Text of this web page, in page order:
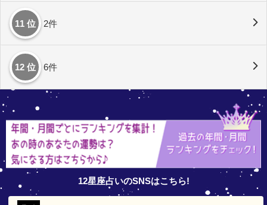
11 位 2件
12 位 6件
12星座占いのSNSはこちら!